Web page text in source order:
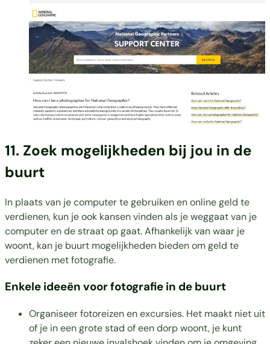
11. Zoek mogelijkheden bij jou in de
buurt
In plaats van je computer te gebruiken en online geld te
verdienen, kun je ook kansen vinden als je weggaat van je
computer en de straat op gaat. Afhankelijk van waar je
woont, kan je buurt mogelijkheden bieden om geld te
verdienen met fotografie.
Enkele ideeën voor fotografie in de buurt
Organiseer fotoreizen en excursies. Het maakt niet uit
of je in een grote stad of een dorp woont, je kunt